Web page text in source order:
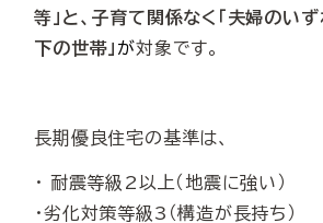
等」と、子育て関係なく「夫婦のい
下の世帯」 が対象です。
長期優良住宅の基準は、
・ 耐震等級2以上（地震に強い）
・劣化対策等級3（構造が長持ち）